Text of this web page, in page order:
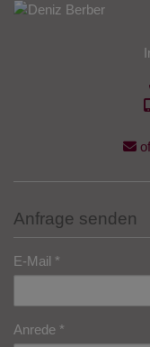
Anfrage senden